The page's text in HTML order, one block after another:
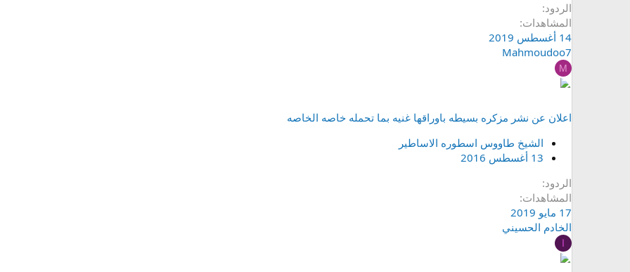
الردود
المشاهدات
14 أغسطس 2019
Mahmoudoo7
M
اعلان عن نشر مزكره بسيطه باوراقها غنيه بما تحمله خاصه الخاصه
الشيخ طاووس اسطوره الاساطير
13 أغسطس 2016
الردود
المشاهدات
17 مايو 2019
الخادم الحسيني
ا